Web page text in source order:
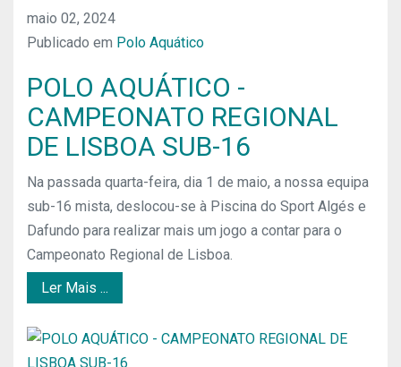
maio 02, 2024
Publicado em Polo Aquático
POLO AQUÁTICO -
CAMPEONATO REGIONAL
DE LISBOA SUB-16
Na passada quarta-feira, dia 1 de maio, a nossa equipa
sub-16 mista, deslocou-se à Piscina do Sport Algés e
Dafundo para realizar mais um jogo a contar para o
Campeonato Regional de Lisboa.
Ler Mais ...